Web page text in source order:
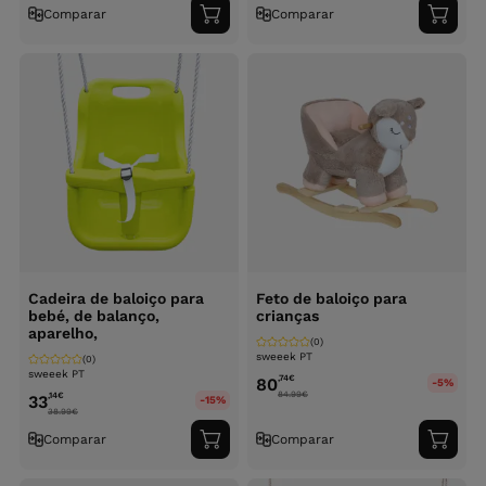
Comparar
Adicionar
ao
Comparar
ao
Cadeira de baloiço para
bebé, de balanço,
aparelho,
sweeek PT
(0)
33,14€
38.99€
-15%
Comparar
Adicionar
ao
carrinho
Feto de baloiço para
crianças
sweeek PT
(0)
80,74€
84.99€
-5%
Comparar
ao